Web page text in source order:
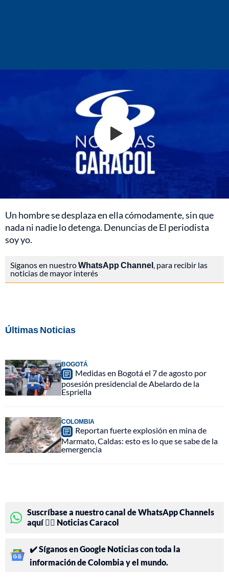
Un hombre se desplaza en ella cómodamente, sin que
nada ni nadie lo detenga. Denuncias de El periodista
soy yo.
Síganos en nuestroWhatsApp Channel , para recibir las
noticias de mayor interés
Últimas Noticias
BOGOTÁ
Medidas en Bogotá el 7 de agosto por
posesión presidencial de Abelardo de la
Espriella
COLOMBIA
Reportan fuerte explosión en mina de
Marmato, Caldas: esto es lo que se sabe de la
emergencia
Suscríbase a nuestro canal de WhatsApp Channels
aquí 👉🏻 Noticias Caracol
✔️ Síganos en Google Noticias con toda la
información de Colombia y el mundo.